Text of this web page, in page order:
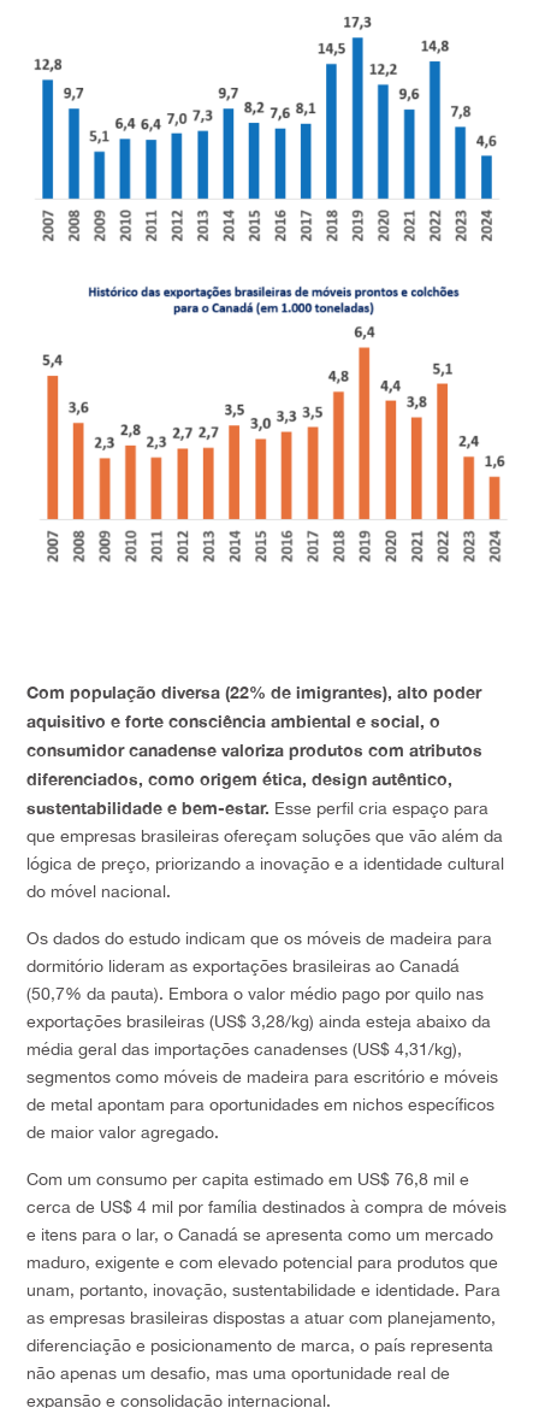
Com população diversa (22% de imigrantes), alto poder
aquisitivo e forte consciência ambiental e social, o
consumidor canadense valoriza produtos com atributos
diferenciados, como origem ética, design autêntico,
sustentabilidade e bem-estar. Esse perfil cria espaço para
que empresas brasileiras ofereçam soluções que vão além da
lógica de preço, priorizando a inovação e a identidade cultural
do móvel nacional.
Os dados do estudo indicam que os móveis de madeira para
dormitório lideram as exportações brasileiras ao Canadá
(50,7% da pauta). Embora o valor médio pago por quilo nas
exportações brasileiras (US$ 3,28/kg) ainda esteja abaixo da
média geral das importações canadenses (US$ 4,31/kg),
segmentos como móveis de madeira para escritório e móveis
de metal apontam para oportunidades em nichos específicos
de maior valor agregado.
Com um consumo per capita estimado em US$ 76,8 mil e
cerca de US$ 4 mil por família destinados à compra de móveis
e itens para o lar, o Canadá se apresenta como um mercado
maduro, exigente e com elevado potencial para produtos que
unam, portanto, inovação, sustentabilidade e identidade. Para
as empresas brasileiras dispostas a atuar com planejamento,
diferenciação e posicionamento de marca, o país representa
não apenas um desafio, mas uma oportunidade real de
expansão e consolidação internacional.